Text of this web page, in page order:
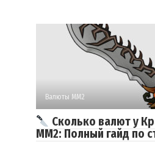
Валюты ММ2
Сколько валют у
ММ2: Полный гайд по